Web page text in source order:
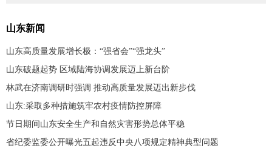
山东新闻
山东高质量发展增长极：“强省会”“强龙头”
山东破题起势 区域陆海协调发展迈上新台阶
林武在济南调研时强调 推动高质量发展迈出新步伐
山东:采取多种措施筑牢农村疫情防控屏障
节日期间山东安全生产和自然灾害形势总体平稳
省纪委监委公开曝光五起违反中央八项规定精神典型问题